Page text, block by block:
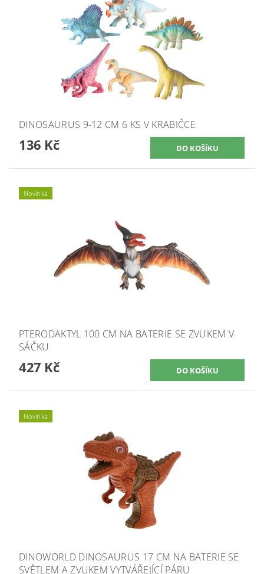
DINOSAURUS 9-12 CM 6 KS V KRABIČCE
136 Kč
Novinka
PTERODAKTYL 100 CM NA BATERIE SE ZVUKEM V
SÁČKU
427 Kč
Novinka
DINOWORLD DINOSAURUS 17 CM NA BATERIE SE
SVĚTLEM A ZVUKEM VYTVÁŘEJÍCÍ PÁRU